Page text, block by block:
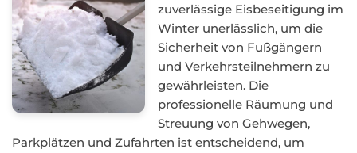
zuverlässige Eisbeseitigung im
Winter unerlässlich, um die
Sicherheit von Fußgängern
und Verkehrsteilnehmern zu
gewährleisten. Die
professionelle Räumung und
Streuung von Gehwegen,
Parkplätzen und Zufahrten ist entscheidend, um